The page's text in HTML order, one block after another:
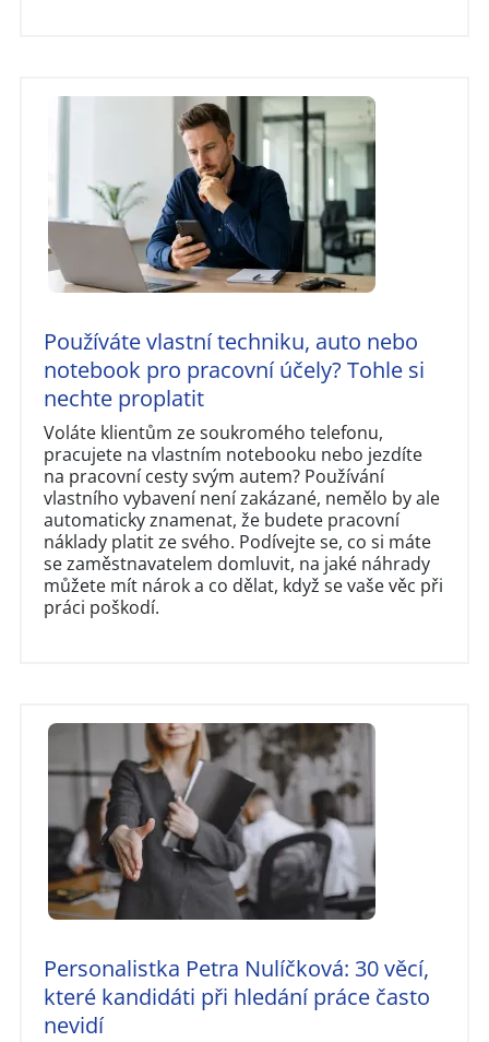
Používáte vlastní techniku, auto nebo
notebook pro pracovní účely? Tohle si
nechte proplatit
Voláte klientům ze soukromého telefonu,
pracujete na vlastním notebooku nebo jezdíte
na pracovní cesty svým autem? Používání
vlastního vybavení není zakázané, nemělo by ale
automaticky znamenat, že budete pracovní
náklady platit ze svého. Podívejte se, co si máte
se zaměstnavatelem domluvit, na jaké náhrady
můžete mít nárok a co dělat, když se vaše věc při
práci poškodí.
Personalistka Petra Nulíčková: 30 věcí,
které kandidáti při hledání práce často
nevidí